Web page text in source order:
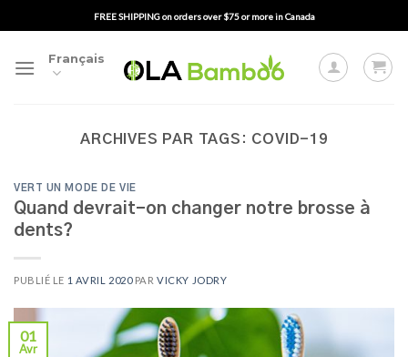
au
contenu
FREE SHIPPING on orders over $75 or more in Canada
Français
ARCHIVES PAR TAGS: COVID-19
VERT UN MODE DE VIE
Quand devrait-on changer notre brosse à
dents?
PUBLIÉ LE 1 AVRIL 2020 PARVICKY JODRY
01
Avr